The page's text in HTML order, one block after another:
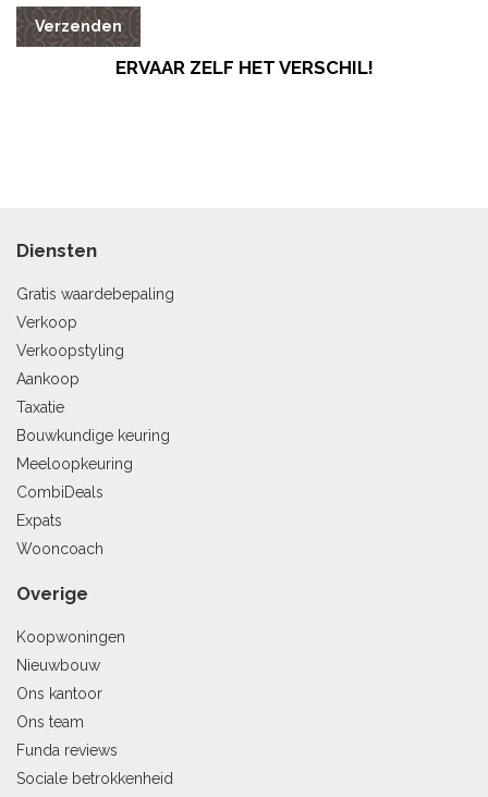
Verzenden
ERVAAR ZELF HET VERSCHIL!
Diensten
Gratis waardebepaling
Verkoop
Verkoopstyling
Aankoop
Taxatie
Bouwkundige keuring
Meeloopkeuring
CombiDeals
Expats
Wooncoach
Overige
Koopwoningen
Nieuwbouw
Ons kantoor
Ons team
Funda reviews
Sociale betrokkenheid